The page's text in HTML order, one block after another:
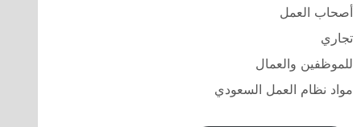
أصحاب العمل
تجاري
للموظفين والعمال
مواد نظام العمل السعودي